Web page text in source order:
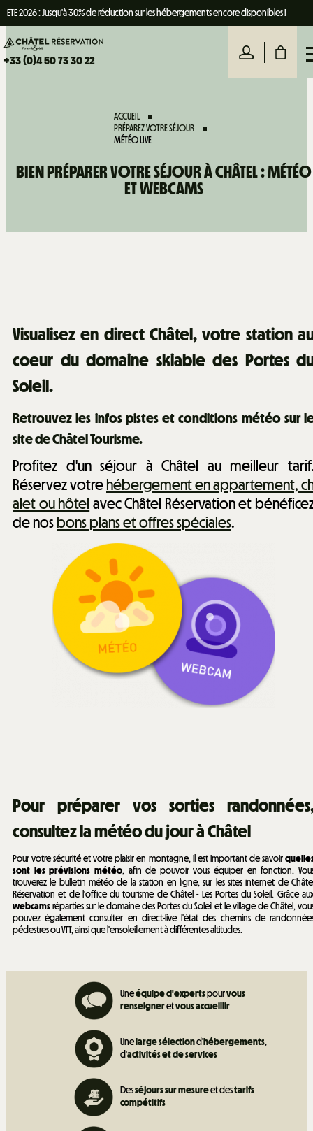
ETE 2026 : Jusqu'à 30% de réduction sur les hébergements encore disponibles !
+33 (0)4 50 73 30 22
ACCUEIL
PRÉPAREZ VOTRE SÉJOUR
MÉTÉO LIVE
BIEN PRÉPARER VOTRE SÉJOUR À CHÂTEL : MÉTÉO
ET WEBCAMS
Visualisez en direct Châtel, votre station
coeur du domaine skiable des Portes
Soleil.
Retrouvez les infos pistes et conditions météo sur
site de Châtel Tourisme.
Profitez d'un séjour à Châtel au meilleur
Réservez votrehébergement en appartement,
alet ou hôtel avec Châtel Réservation et
de nosbons plans et offres spéciales.
Pour préparer vos sorties
consultez la météo du jour à Châtel
Pour votre sécurité et votre plaisir en montagne, il est important de savoir
sont les prévisions météo, afin de pouvoir vous équiper en fonction.
trouverez le bulletin météo de la station en ligne, sur les sites internet de
Réservation et de l'office du tourisme de Châtel - Les Portes du Soleil. Grâce
webcamsréparties sur le domaine des Portes du Soleil et le village de Châtel,
pouvez également consulter en direct-live l'état des chemins de
pédestres ou VTT, ainsi que l'ensoleillement à différentes altitudes.
Uneéquipe d'expertspourvous
renseigneretvous accueillir
Unelarge sélectiond'hébergements,
d'activités et deservices
Desséjours sur mesureet destarifs
compétitifs